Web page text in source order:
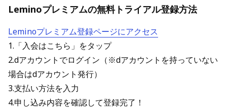
Leminoプレミアムの無料トライアル登録方法
Leminoプレミアム登録ページにアクセス
1.「入会はこちら」をタップ
2.dアカウントでログイン（※dアカウントを持っていない
場合はdアカウント発行）
3.支払い方法を入力
4.申し込み内容を確認して登録完了！